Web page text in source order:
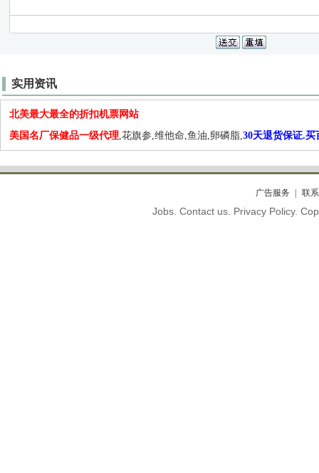
实用资讯
北美最大最全的折扣机票网站
美国名厂保健品一级代理,花旗参,维他命,鱼油,卵磷脂,30天退货保证.买
广告服务 联
Jobs. Contact us. Privacy Policy.